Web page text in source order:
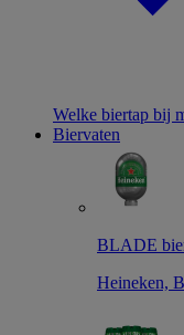
Welke biertap bij
Biervaten
BLADE
Heineken,